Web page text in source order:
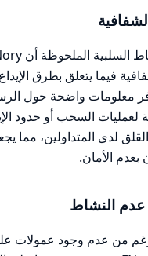
فيما يتعلق بطرق
معلومات واضحة حول
لعمليات السحب أو حدود
لدى المتداولين، مما
الأمان.
النشاط
من عدم وجود عمولات